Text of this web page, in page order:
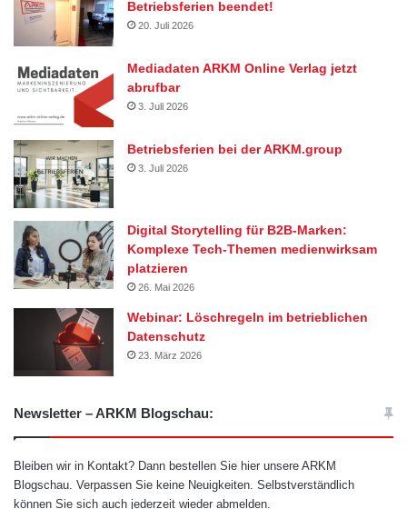
Betriebsferien beendet!
20. Juli 2026
Mediadaten ARKM Online Verlag jetzt
abrufbar
3. Juli 2026
Betriebsferien bei der ARKM.group
3. Juli 2026
Digital Storytelling für B2B-Marken:
Komplexe Tech-Themen medienwirksam
platzieren
26. Mai 2026
Webinar: Löschregeln im betrieblichen
Datenschutz
23. März 2026
Newsletter – ARKM Blogschau:
Bleiben wir in Kontakt? Dann bestellen Sie hier unsere ARKM
Blogschau. Verpassen Sie keine Neuigkeiten. Selbstverständlich
können Sie sich auch jederzeit wieder abmelden.